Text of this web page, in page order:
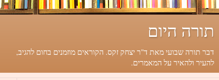
תורה היום
דבר תורה שבועי מאת ד"ר יצחק זקס. הקוראים מוזמנים בחום להגיב,
להעיר ולהאיר על המאמרים.